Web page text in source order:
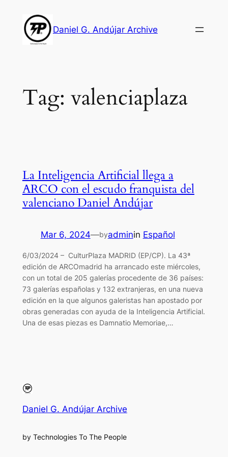
content
Daniel G. Andújar Archive
Tag: valenciaplaza
La Inteligencia Artificial llega a
ARCO con el escudo franquista del
valenciano Daniel Andújar
Mar 6, 2024—byadminin Español
6/03/2024 – CulturPlaza MADRID (EP/CP). La 43ª
edición de ARCOmadrid ha arrancado este miércoles,
con un total de 205 galerías procedente de 36 países:
73 galerías españolas y 132 extranjeras, en una nueva
edición en la que algunos galeristas han apostado por
obras generadas con ayuda de la Inteligencia Artificial.
Una de esas piezas es Damnatio Memoriae,…
Daniel G. Andújar Archive
by Technologies To The People